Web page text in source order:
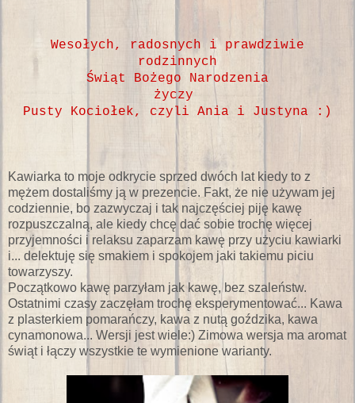
Wesołych, radosnych i prawdziwie
rodzinnych
Świąt Bożego Narodzenia
życzy
Pusty Kociołek, czyli Ania i Justyna :)
Kawiarka to moje odkrycie sprzed dwóch lat kiedy to z
mężem dostaliśmy ją w prezencie. Fakt, że nie używam jej
codziennie, bo zazwyczaj i tak najczęściej piję kawę
rozpuszczalną, ale kiedy chcę dać sobie trochę więcej
przyjemności i relaksu zaparzam kawę przy użyciu kawiarki
i... delektuję się smakiem i spokojem jaki takiemu piciu
towarzyszy.
Początkowo kawę parzyłam jak kawę, bez szaleństw.
Ostatnimi czasy zaczęłam trochę eksperymentować... Kawa
z plasterkiem pomarańczy, kawa z nutą goździka, kawa
cynamonowa... Wersji jest wiele:) Zimowa wersja ma aromat
świąt i łączy wszystkie te wymienione warianty.